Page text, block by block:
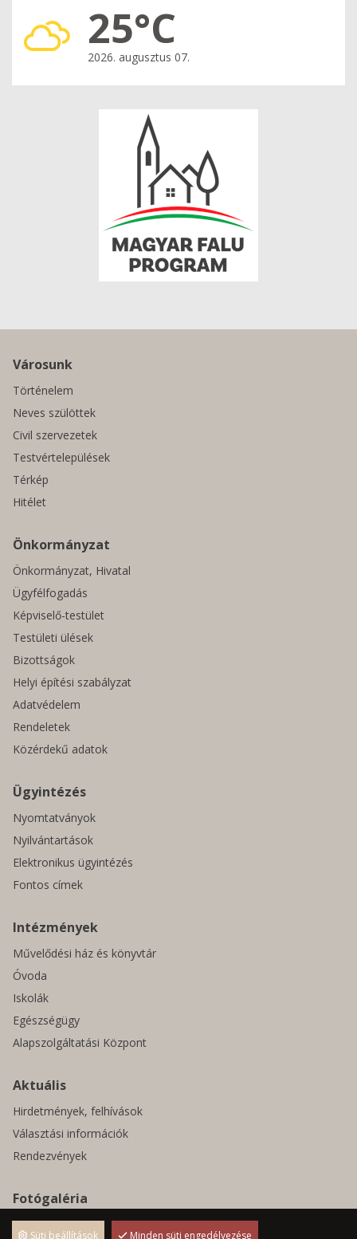
25°C
2026. augusztus 07.
Városunk
Történelem
Neves szülöttek
Civil szervezetek
Testvértelepülések
Térkép
Hitélet
Önkormányzat
Önkormányzat, Hivatal
Ügyfélfogadás
Képviselő-testület
Testületi ülések
Bizottságok
Helyi építési szabályzat
Adatvédelem
Rendeletek
Közérdekű adatok
Ügyintézés
Nyomtatványok
Nyilvántartások
Elektronikus ügyintézés
Fontos címek
Intézmények
Művelődési ház és könyvtár
Óvoda
Iskolák
Egészségügy
Alapszolgáltatási Központ
Aktuális
Hirdetmények, felhívások
Választási információk
Rendezvények
Fotógaléria
Pályázatok
Süti beállítások Minden süti engedélyezése